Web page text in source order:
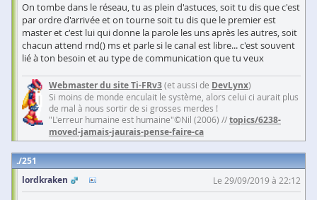
On tombe dans le réseau, tu as plein d'astuces, soit tu dis que c'est
par ordre d'arrivée et on tourne soit tu dis que le premier est
master et c'est lui qui donne la parole les uns après les autres, soit
chacun attend rnd() ms et parle si le canal est libre... c'est souvent
lié à ton besoin et au type de communication que tu veux
Webmaster du site Ti-FRv3(et aussi de DevLynx)
Si moins de monde enculait le système, alors celui ci aurait plus
de mal à nous sortir de si grosses merdes !
"L'erreur humaine est humaine"©Nil (2006) //topics/6238-
moved-jamais-jaurais-pense-faire-ca
251
lordkraken
Le 29/09/2019 à 22:12